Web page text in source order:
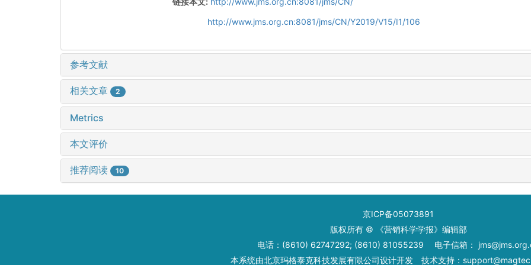
http://www.jms.org.cn:8081/jms/CN/Y2019/V15/I1/106
参考文献
相关文章 2
Metrics
本文评价
推荐阅读 10
京ICP备05073891
版权所有 © 《营销科学学报》编辑部
电话：(8610) 62747292; (8610) 81055239 电子信箱：
本系统由北京玛格泰克科技发展有限公司设计开发 技术支持：